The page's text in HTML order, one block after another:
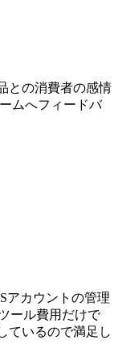
との消費者の感情
ムへフィードバ
アカウントの管理
ール費用だけで
ているので満足し